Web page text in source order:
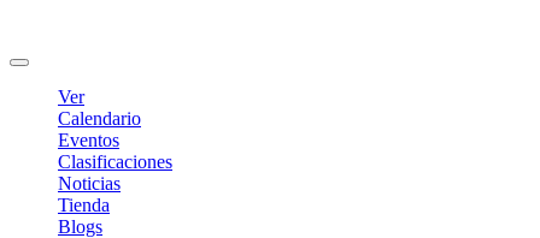
Ver
Calendario
Eventos
Clasificaciones
Noticias
Tienda
Blogs